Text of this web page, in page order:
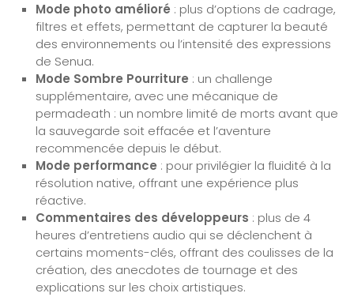
Mode photo amélioré : plus d’options de cadrage,
filtres et effets, permettant de capturer la beauté
des environnements ou l’intensité des expressions
de Senua.
Mode Sombre Pourriture : un challenge
supplémentaire, avec une mécanique de
permadeath : un nombre limité de morts avant que
la sauvegarde soit effacée et l’aventure
recommencée depuis le début.
Mode performance : pour privilégier la fluidité à la
résolution native, offrant une expérience plus
réactive.
Commentaires des développeurs : plus de 4
heures d’entretiens audio qui se déclenchent à
certains moments-clés, offrant des coulisses de la
création, des anecdotes de tournage et des
explications sur les choix artistiques.